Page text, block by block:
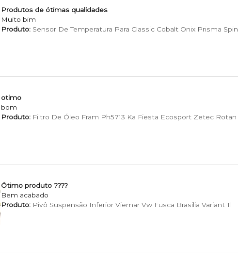
Produtos de ótimas qualidades
Muito bim
Produto:Sensor De Temperatura Para Classic Cobalt Onix Prisma Spin
otimo
bom
Produto:Filtro De Óleo Fram Ph5713 Ka Fiesta Ecosport Zetec Rotan
Ótimo produto ????
Bem acabado
Produto:Pivô Suspensão Inferior Viemar Vw Fusca Brasilia Variant Tl